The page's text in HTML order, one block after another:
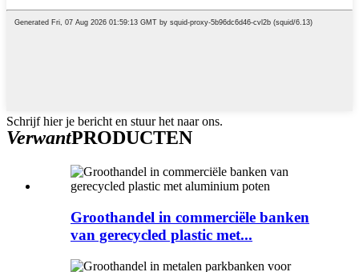
Schrijf hier je bericht en stuur het naar ons.
VerwantPRODUCTEN
Groothandel in commerciële banken
van gerecycled plastic met...